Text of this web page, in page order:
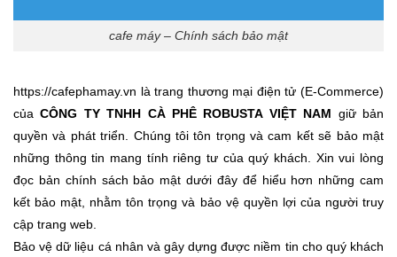
cafe máy – Chính sách bảo mật
https://cafephamay.vn là trang thương mại điện tử (E-Commerce)
củaCÔNG TY TNHH CÀ PHÊ ROBUSTA VIỆT NAM giữ bản
quyền và phát triển. Chúng tôi tôn trọng và cam kết sẽ bảo mật
những thông tin mang tính riêng tư của quý khách. Xin vui lòng
đọc bản chính sách bảo mật dưới đây để hiểu hơn những cam
kết bảo mật, nhằm tôn trọng và bảo vệ quyền lợi của người truy
cập trang web.
Bảo vệ dữ liệu cá nhân và gây dựng được niềm tin cho quý khách